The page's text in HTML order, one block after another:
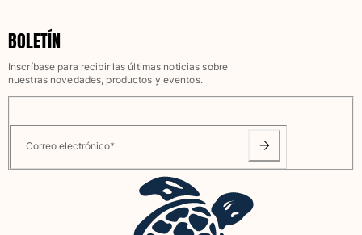
Sudaderas
Ver todo Pret-a-porter
Niña
Trajes de baño
Bañadores Una Pieza
BOLETÍN
Inscríbase para recibir las últimas noticias sobre
nuestras novedades, productos y eventos.
Correo electrónico*